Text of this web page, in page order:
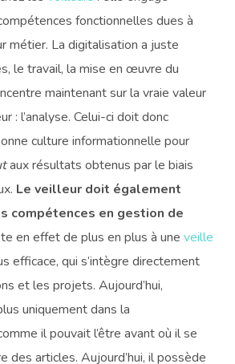
fonctionnelles dues à
métier. La digitalisation a juste
le travail, la mise en œuvre du
maintenant sur la vraie valeur
: l’analyse. Celui-ci doit donc
culture informationnelle pour
aux résultats obtenus par le biais
Le veilleur doit également
compétences en gestion de
en effet de plus en plus à uneveille
efficace, qui s’intègre directement
et les projets. Aujourd’hui,
uniquement dans la
il pouvait l’être avant où il se
des articles. Aujourd’hui, il possède